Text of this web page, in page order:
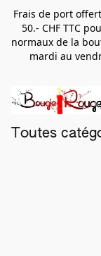
Frais de port
50.- CHF TTC
normaux de la
mardi au
Toutes